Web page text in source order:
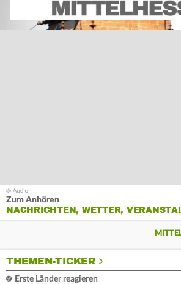
Zum Anhören
NACHRICHTEN, WETTER,
THEMEN-TICKER
Erste Länder reagieren